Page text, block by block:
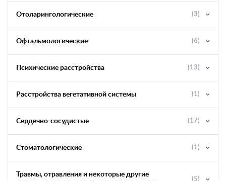
Отоларингологические (3)
Офтальмологические (6)
Психические расстройства (13)
Расстройства вегетативной системы (1)
Сердечно-сосудистые (17)
Стоматологические (1)
Травмы, отравления и некоторые другие
(5)